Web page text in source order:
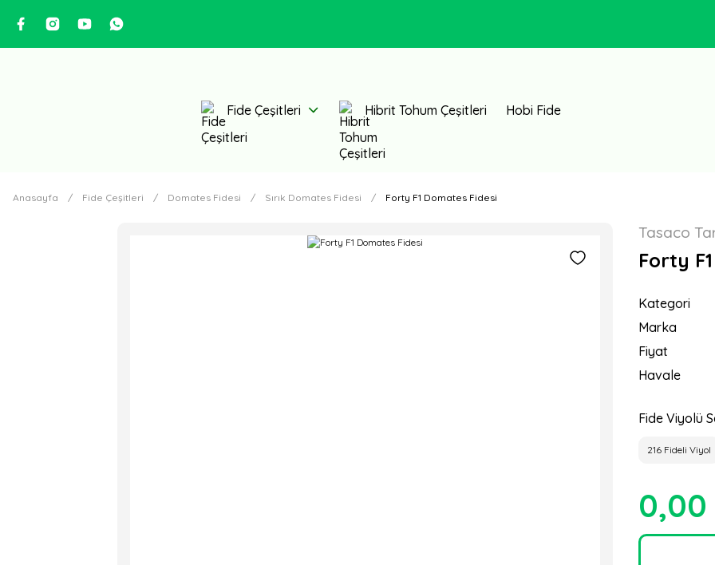
Fide Çeşitleri Hibrit Tohum Çeşitleri Hobi Fide
Anasayfa Fide Çeşitleri Domates Fidesi Sırık Domates Fidesi Forty F1 Domates Fidesi
Tasaco
Forty
Kategori
Marka
Fiyat
Havale
Fide Viyolü
216 Fideli Viyol
0,00